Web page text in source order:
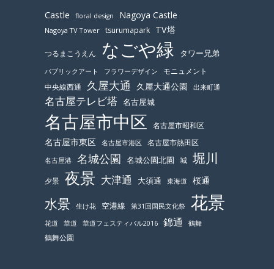
Castle floral design Nagoya Castle
Nagoya TV Tower tsurumapark TV塔
つるまこうえん なごや緑 タワー兄弟
パブリックアート フラワーデザイン
モニュメント
中央線西通
久屋大通 久屋大通公園 出来町通
名古屋テレビ塔 名古屋城
名古屋市中区 名古屋市昭和区
名古屋市東区 名古屋市港区 名古屋市熱田区
名古屋港 名城公園 名城公園北園 城 堀川
夕景 夜景 大津通 大須通 東海道 桜通
水景 生け花 空港線 第31回国民文化祭 花景
花道 華道 華道フェスティバル2016 錦通 鶴舞
鶴舞公園